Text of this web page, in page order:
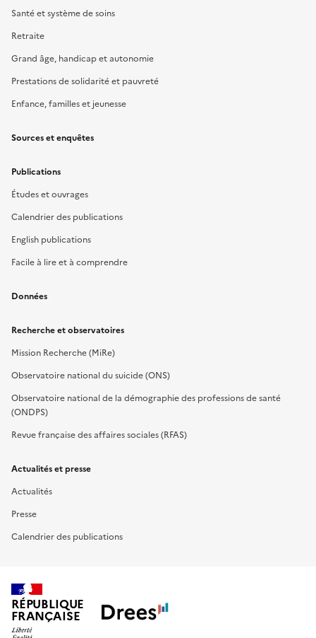
Santé et système de soins
Retraite
Grand âge, handicap et autonomie
Prestations de solidarité et pauvreté
Enfance, familles et jeunesse
Sources et enquêtes
Publications
Études et ouvrages
Calendrier des publications
English publications
Facile à lire et à comprendre
Données
Recherche et observatoires
Mission Recherche (MiRe)
Observatoire national du suicide (ONS)
Observatoire national de la démographie des professions de santé
(ONDPS)
Revue française des affaires sociales (RFAS)
Actualités et presse
Actualités
Presse
Calendrier des publications
RÉPUBLIQUE
FRANÇAISE